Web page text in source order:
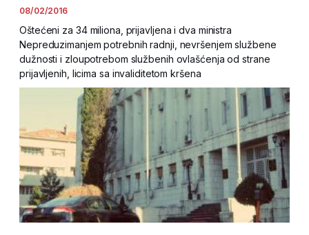
08/02/2016
Oštećeni za 34 miliona, prijavljena i dva ministra
Nepreduzimanjem potrebnih radnji, nevršenjem službene
dužnosti i zloupotrebom službenih ovlašćenja od strane
prijavljenih, licima sa invaliditetom kršena